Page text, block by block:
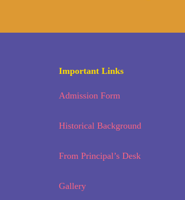
Important Links
Admission Form
Historical Background
From Principal’s Desk
Gallery